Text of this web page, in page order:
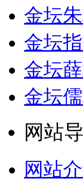
金坛
金坛
金坛
金坛
网站
网站